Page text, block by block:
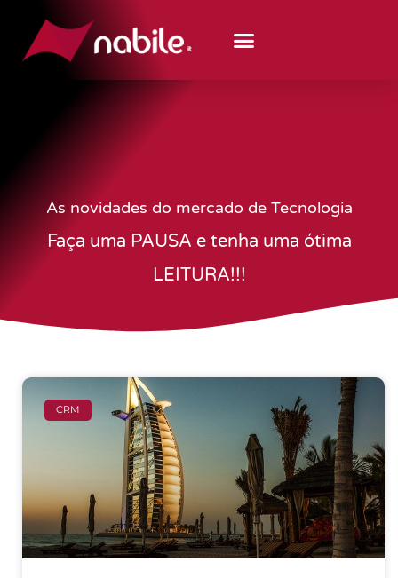
As novidades do mercado de Tecnologia
Faça uma PAUSA e tenha uma ótima
LEITURA!!!
CRM